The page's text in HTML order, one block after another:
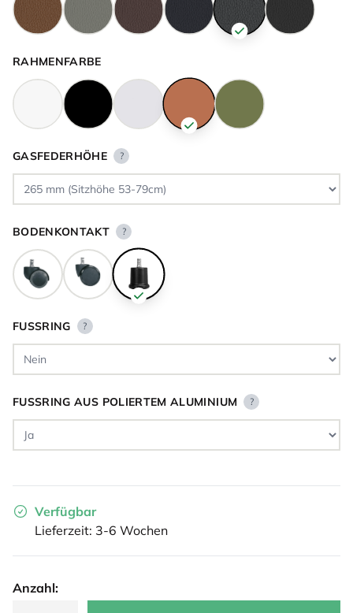
RAHMENFARBE
GASFEDERHÖHE ?
BODENKONTAKT ?
FUSSRING ?
FUSSRING AUS POLIERTEM ALUMINIUM ?
Verfügbar
Lieferzeit: 3-6 Wochen
Anzahl: